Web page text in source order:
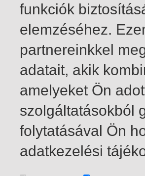
1-1 / insgesamt 1 Treffer
funkciók
elemzéséhez.
partnereinkkel
adatait, akik
amelyeket Ön
szolgáltatásokból
folytatásával Ön
adatkezelési